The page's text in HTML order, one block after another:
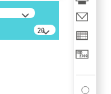
20
résultats/page